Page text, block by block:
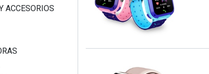
ACCESORIOS